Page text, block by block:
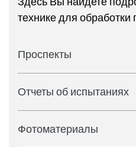
технике для обработки
Проспекты
Отчеты об испытаниях
Фотоматериалы